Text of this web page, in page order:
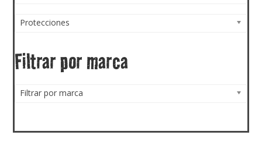
Protecciones
Filtrar por marca
Filtrar por marca